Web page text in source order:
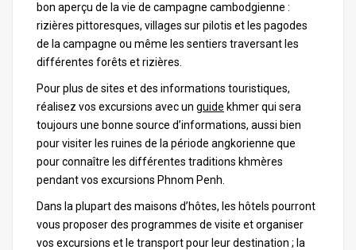
bon aperçu de la vie de campagne cambodgienne :
rizières pittoresques, villages sur pilotis et les pagodes
de la campagne ou même les sentiers traversant les
différentes forêts et rizières.
Pour plus de sites et des informations touristiques,
réalisez vos excursions avec un guide khmer qui sera
toujours une bonne source d’informations, aussi bien
pour visiter les ruines de la période angkorienne que
pour connaître les différentes traditions khmères
pendant vos excursions Phnom Penh.
Dans la plupart des maisons d’hôtes, les hôtels pourront
vous proposer des programmes de visite et organiser
vos excursions et le transport pour leur destination ; la